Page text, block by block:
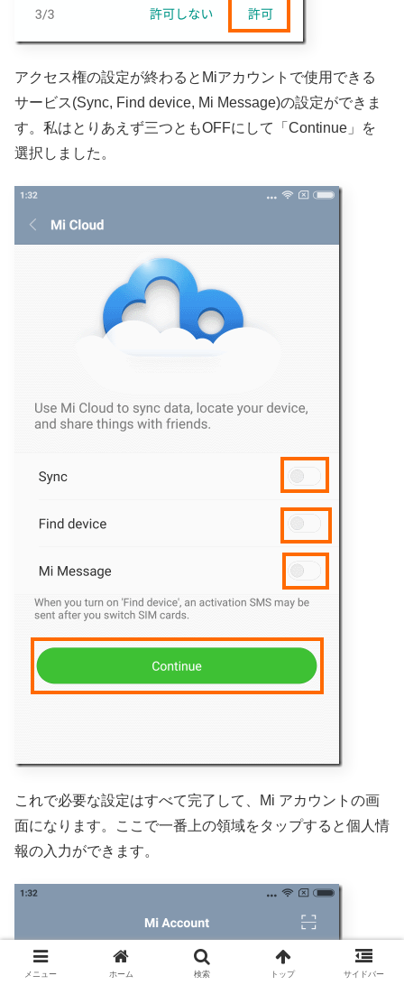
アクセス権の設定が終わるとMiアカウントで使用できる
サービス(Sync, Find device, Mi Message)の設定ができま
す。私はとりあえず三つともOFFにして「Continue」を
選択しました。
これで必要な設定はすべて完了して、Mi アカウントの画
面になります。ここで一番上の領域をタップすると個人情
報の入力ができます。
メニュー ホーム 検索 トップ サイドバー